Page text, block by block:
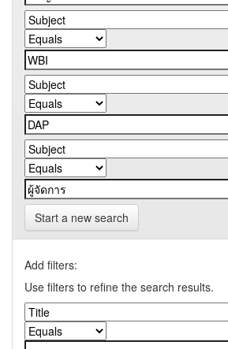
Start a new search
Add filters:
Use filters to refine the search results.